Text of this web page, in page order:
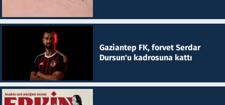
Gaziantep FK, forvet Serdar
Dursun'u kadrosuna kattı